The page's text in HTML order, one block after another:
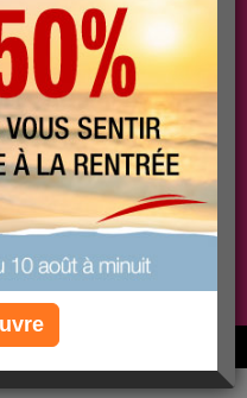
PLUS
COACHING
gratuit
à manger avec nous